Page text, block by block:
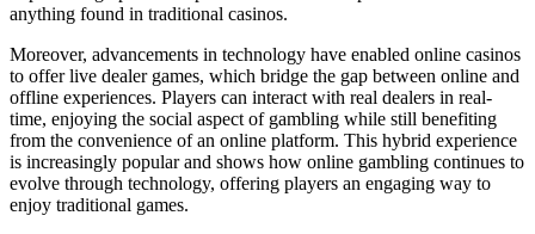
anything found in traditional casinos.
Moreover, advancements in technology have enabled online casinos
to offer live dealer games, which bridge the gap between online and
offline experiences. Players can interact with real dealers in real-
time, enjoying the social aspect of gambling while still benefiting
from the convenience of an online platform. This hybrid experience
is increasingly popular and shows how online gambling continues to
evolve through technology, offering players an engaging way to
enjoy traditional games.